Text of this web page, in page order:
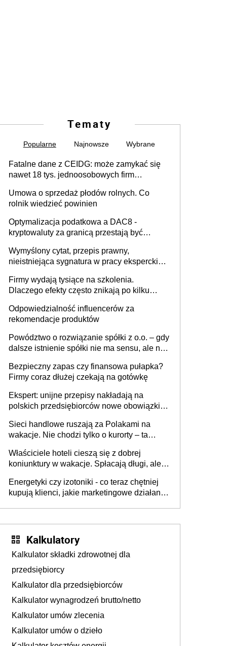
Tematy
Popularne Najnowsze Wybrane
Fatalne dane z CEIDG: może zamykać się
nawet 18 tys. jednoosobowych firm
Umowa o sprzedaż płodów rolnych. Co
rolnik wiedzieć powinien
Optymalizacja podatkowa a DAC8 -
kryptowaluty za granicą przestają być
Wymyślony cytat, przepis prawny,
nieistniejąca sygnatura w pracy eksperckiej -
firmie
Firmy wydają tysiące na szkolenia.
Dlaczego efekty często znikają po kilku
Odpowiedzialność influencerów za
rekomendacje produktów
Powództwo o rozwiązanie spółki z o.o. – gdy
dalsze istnienie spółki nie ma sensu, ale nie
Bezpieczny zapas czy finansowa pułapka?
Firmy coraz dłużej czekają na gotówkę
Ekspert: unijne przepisy nakładają na
polskich przedsiębiorców nowe obowiązki w
Sieci handlowe ruszają za Polakami na
wakacje. Nie chodzi tylko o kurorty – ta
tam, gdzie wielu spędzi urlop po cichu
Właściciele hoteli cieszą się z dobrej
koniunktury w wakacje. Spłacają długi, ale
Energetyki czy izotoniki - co teraz chętniej
kupują klienci, jakie marketingowe działania
Kalkulatory
Kalkulator składki zdrowotnej dla
przedsiębiorcy
Kalkulator dla przedsiębiorców
Kalkulator wynagrodzeń brutto/netto
Kalkulator umów zlecenia
Kalkulator umów o dzieło